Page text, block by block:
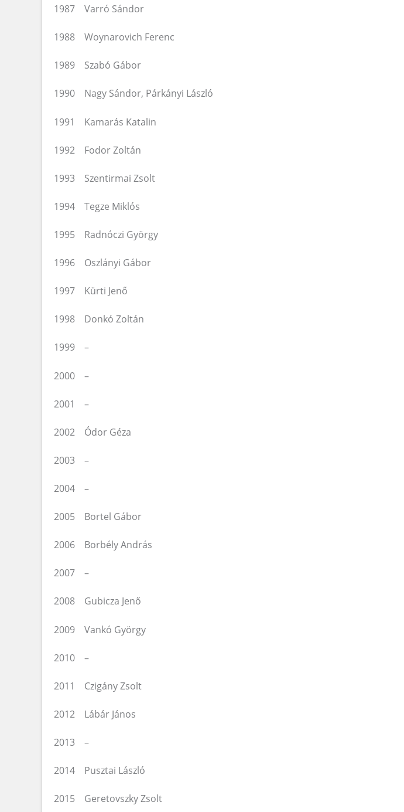
1987 Varró Sándor
1988 Woynarovich Ferenc
1989 Szabó Gábor
1990 Nagy Sándor, Párkányi László
1991 Kamarás Katalin
1992 Fodor Zoltán
1993 Szentirmai Zsolt
1994 Tegze Miklós
1995 Radnóczi György
1996 Oszlányi Gábor
1997 Kürti Jenő
1998 Donkó Zoltán
1999 –
2000 –
2001 –
2002 Ódor Géza
2003 –
2004 –
2005 Bortel Gábor
2006 Borbély András
2007 –
2008 Gubicza Jenő
2009 Vankó György
2010 –
2011 Czigány Zsolt
2012 Lábár János
2013 –
2014 Pusztai László
2015 Geretovszky Zsolt